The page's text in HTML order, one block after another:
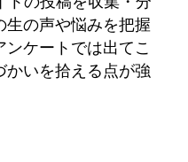
生の声や悩みを把握
ケートでは出てこ
かいを拾える点が強